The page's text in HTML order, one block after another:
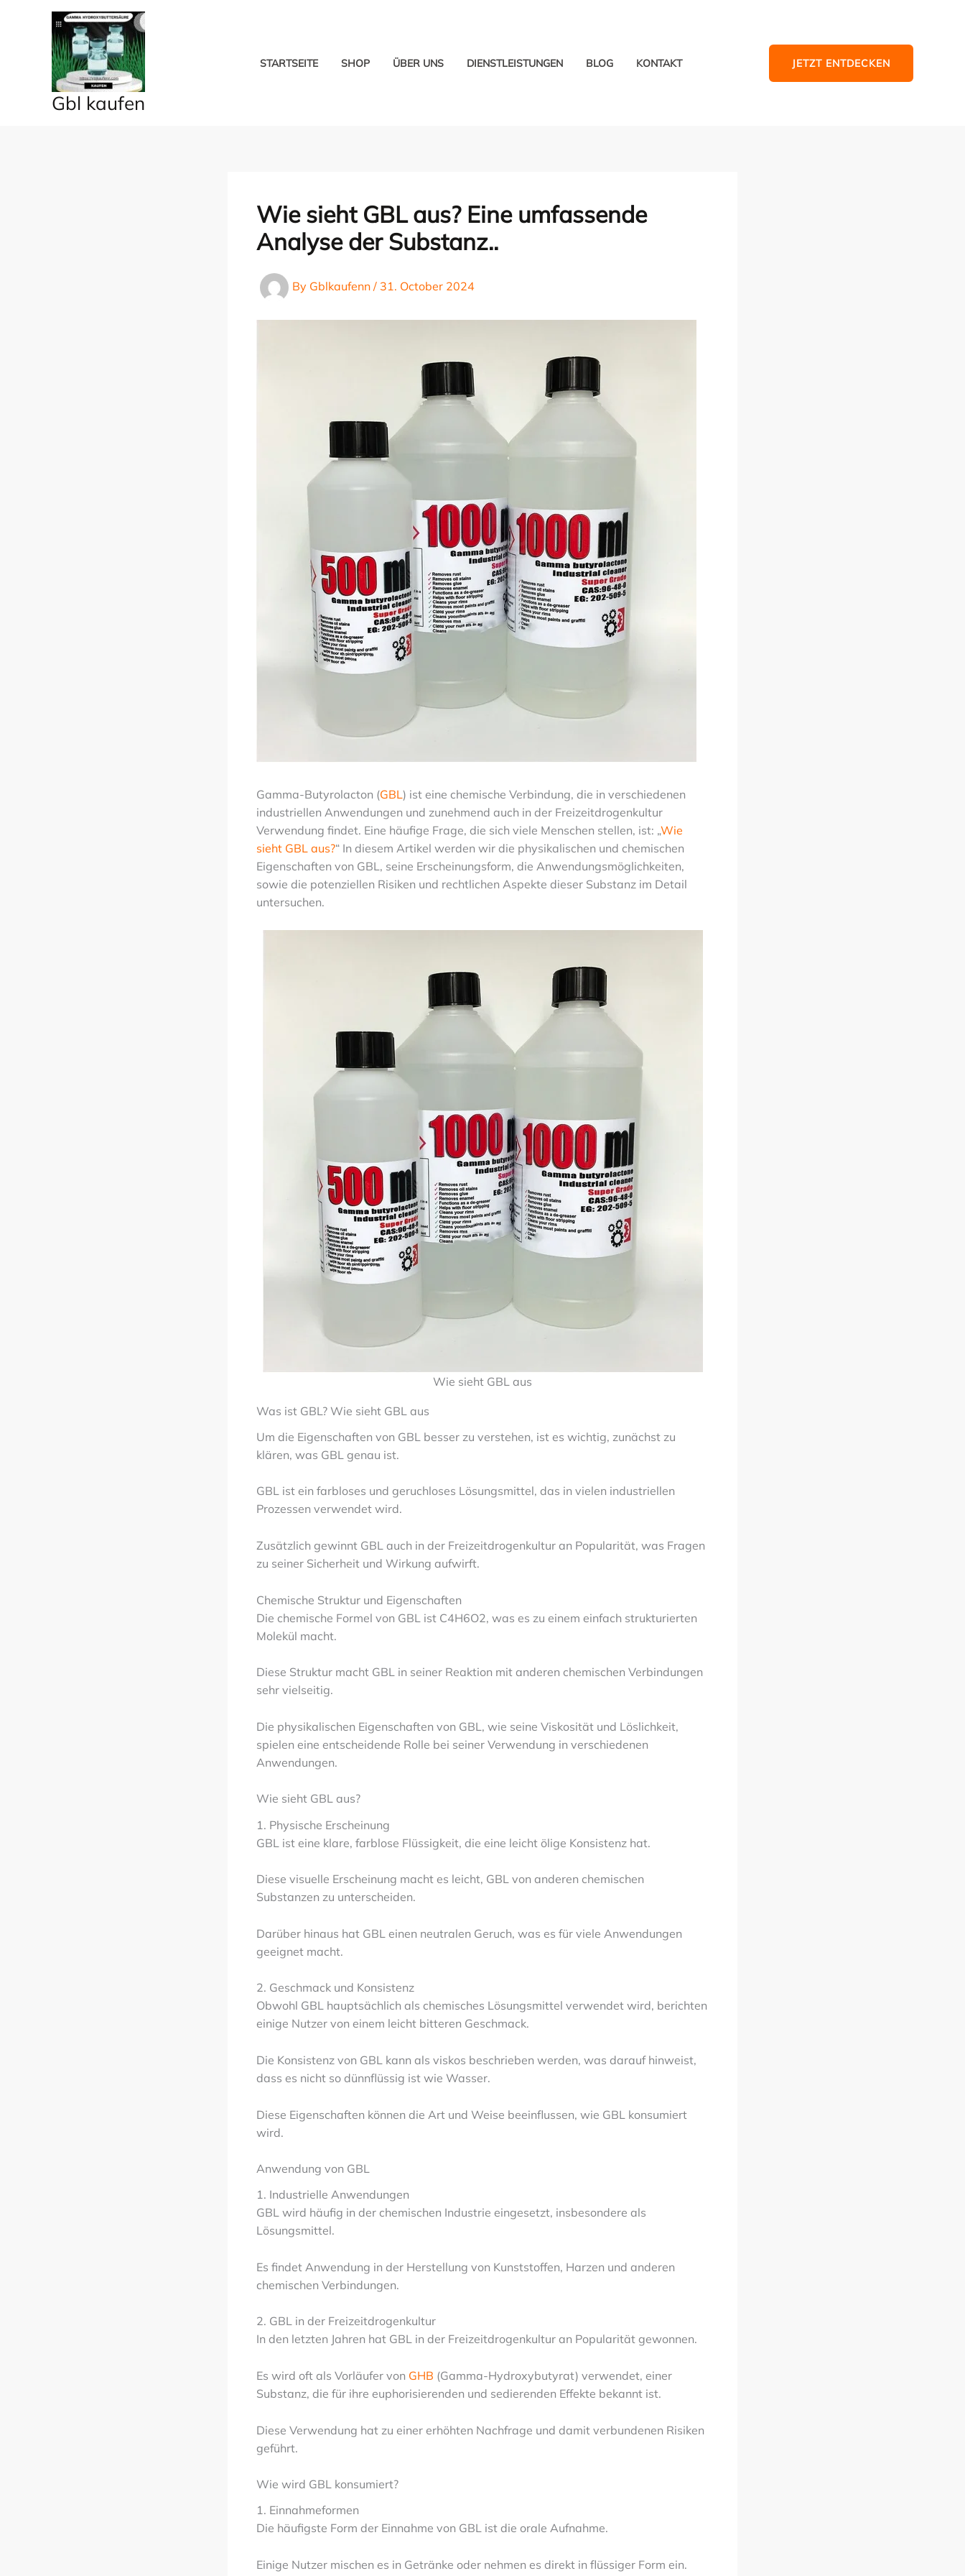
Gbl kaufen
STARTSEITE SHOP ÜBER UNS DIENSTLEISTUNGEN BLOG KONTAKT JETZT ENTDECKEN
Wie sieht GBL aus? Eine umfassende
Analyse der Substanz..
By Gblkaufenn / 31. October 2024
Gamma-Butyrolacton (GBL) ist eine chemische Verbindung, die in verschiedenen
industriellen Anwendungen und zunehmend auch in der Freizeitdrogenkultur
Verwendung findet. Eine häufige Frage, die sich viele Menschen stellen, ist: „Wie
sieht GBL aus?“ In diesem Artikel werden wir die physikalischen und chemischen
Eigenschaften von GBL, seine Erscheinungsform, die Anwendungsmöglichkeiten,
sowie die potenziellen Risiken und rechtlichen Aspekte dieser Substanz im Detail
untersuchen.
Wie sieht GBL aus
Was ist GBL? Wie sieht GBL aus
Um die Eigenschaften von GBL besser zu verstehen, ist es wichtig, zunächst zu
klären, was GBL genau ist.
GBL ist ein farbloses und geruchloses Lösungsmittel, das in vielen industriellen
Prozessen verwendet wird.
Zusätzlich gewinnt GBL auch in der Freizeitdrogenkultur an Popularität, was Fragen
zu seiner Sicherheit und Wirkung aufwirft.
Chemische Struktur und Eigenschaften
Die chemische Formel von GBL ist C4H6O2, was es zu einem einfach strukturierten
Molekül macht.
Diese Struktur macht GBL in seiner Reaktion mit anderen chemischen Verbindungen
sehr vielseitig.
Die physikalischen Eigenschaften von GBL, wie seine Viskosität und Löslichkeit,
spielen eine entscheidende Rolle bei seiner Verwendung in verschiedenen
Anwendungen.
Wie sieht GBL aus?
1. Physische Erscheinung
GBL ist eine klare, farblose Flüssigkeit, die eine leicht ölige Konsistenz hat.
Diese visuelle Erscheinung macht es leicht, GBL von anderen chemischen
Substanzen zu unterscheiden.
Darüber hinaus hat GBL einen neutralen Geruch, was es für viele Anwendungen
geeignet macht.
2. Geschmack und Konsistenz
Obwohl GBL hauptsächlich als chemisches Lösungsmittel verwendet wird, berichten
einige Nutzer von einem leicht bitteren Geschmack.
Die Konsistenz von GBL kann als viskos beschrieben werden, was darauf hinweist,
dass es nicht so dünnflüssig ist wie Wasser.
Diese Eigenschaften können die Art und Weise beeinflussen, wie GBL konsumiert
wird.
Anwendung von GBL
1. Industrielle Anwendungen
GBL wird häufig in der chemischen Industrie eingesetzt, insbesondere als
Lösungsmittel.
Es findet Anwendung in der Herstellung von Kunststoffen, Harzen und anderen
chemischen Verbindungen.
2. GBL in der Freizeitdrogenkultur
In den letzten Jahren hat GBL in der Freizeitdrogenkultur an Popularität gewonnen.
Es wird oft als Vorläufer von GHB (Gamma-Hydroxybutyrat) verwendet, einer
Substanz, die für ihre euphorisierenden und sedierenden Effekte bekannt ist.
Diese Verwendung hat zu einer erhöhten Nachfrage und damit verbundenen Risiken
geführt.
Wie wird GBL konsumiert?
1. Einnahmeformen
Die häufigste Form der Einnahme von GBL ist die orale Aufnahme.
Einige Nutzer mischen es in Getränke oder nehmen es direkt in flüssiger Form ein.